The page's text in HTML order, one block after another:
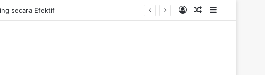
secara Efektif Log InRandom Article
Sidebar